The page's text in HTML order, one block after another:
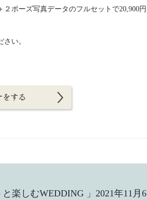
ポーズ写真データのフルセットで20,900円
い。
楽しむWEDDING 」2021年11月6